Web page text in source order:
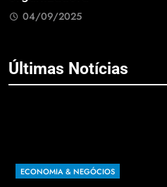
04/09/2025
Últimas Notícias
ECONOMIA & NEGÓCIOS